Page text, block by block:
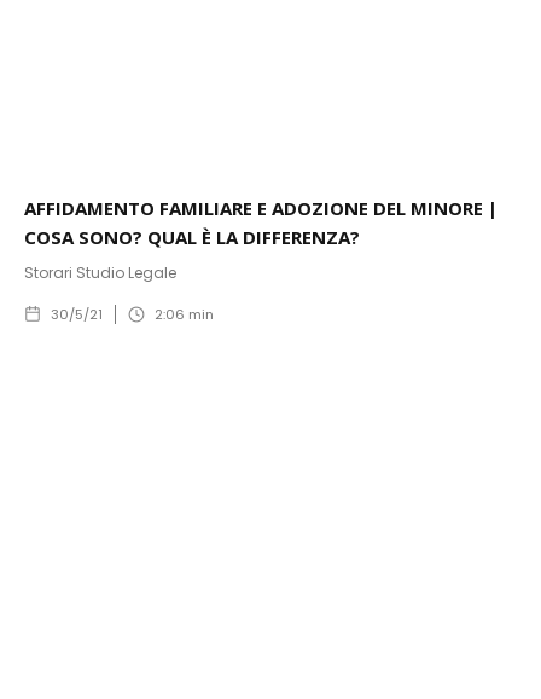
AFFIDAMENTO FAMILIARE E ADOZIONE DEL MINORE |
COSA SONO? QUAL È LA DIFFERENZA?
Storari Studio Legale
30/5/21 2:06 min